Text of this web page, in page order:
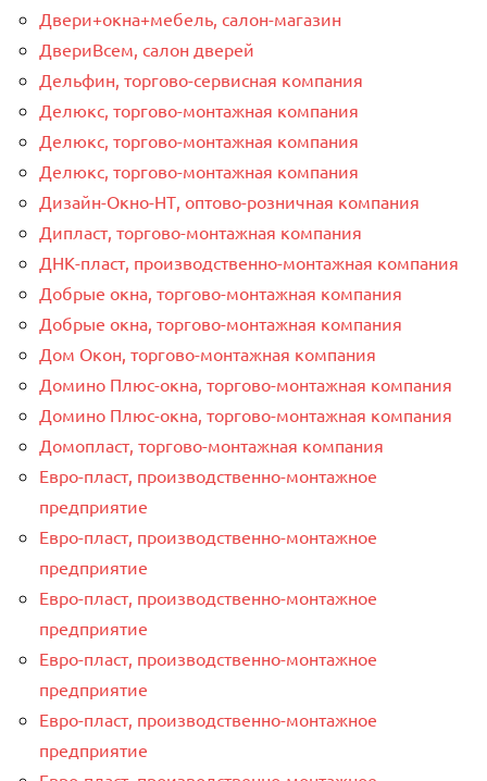
Двери+окна+мебель, салон-магазин
ДвериВсем, салон дверей
Дельфин, торгово-сервисная компания
Делюкс, торгово-монтажная компания
Делюкс, торгово-монтажная компания
Делюкс, торгово-монтажная компания
Дизайн-Окно-НТ, оптово-розничная компания
Дипласт, торгово-монтажная компания
ДНК-пласт, производственно-монтажная компания
Добрые окна, торгово-монтажная компания
Добрые окна, торгово-монтажная компания
Дом Окон, торгово-монтажная компания
Домино Плюс-окна, торгово-монтажная компания
Домино Плюс-окна, торгово-монтажная компания
Домопласт, торгово-монтажная компания
Евро-пласт, производственно-монтажное
предприятие
Евро-пласт, производственно-монтажное
предприятие
Евро-пласт, производственно-монтажное
предприятие
Евро-пласт, производственно-монтажное
предприятие
Евро-пласт, производственно-монтажное
предприятие